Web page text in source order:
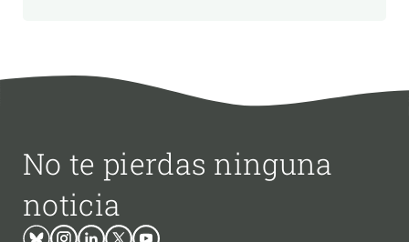
No te pierdas ninguna
noticia
BlueskyInstagram
LinkedinTwitterYoutube